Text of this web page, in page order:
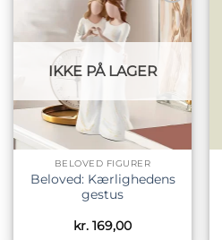
Tilføj til
ønskeliste
IKKE PÅ LAGER
BELOVED FIGURER
Beloved: Kærlighedens
gestus
kr. 169,00